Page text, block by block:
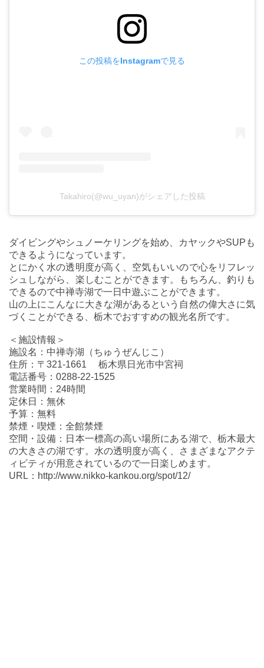
この投稿をInstagramで見る
Takahiro(@wu_uyan)がシェアした投稿
ダイビングやシュノーケリングを始め、カヤックやSUPも
できるようになっています。
とにかく水の透明度が高く、空気もいいので心をリフレッ
シュしながら、楽しむことができます。もちろん、釣りも
できるので中禅寺湖で一日中遊ぶことができます。
山の上にこんなに大きな湖があるという自然の偉大さに気
づくことができる、栃木でおすすめの観光名所です。
＜施設情報＞
施設名：中禅寺湖（ちゅうぜんじこ）
住所：〒321-1661 栃木県日光市中宮祠
電話番号：0288-22-1525
営業時間：24時間
定休日：無休
予算：無料
禁煙・喫煙：全館禁煙
空間・設備：日本一標高の高い場所にある湖で、栃木最大
の大きさの湖です。水の透明度が高く、さまざまなアクテ
ィビティが用意されているので一日楽しめます。
URL：http://www.nikko-kankou.org/spot/12/